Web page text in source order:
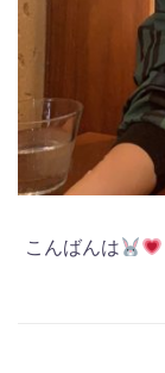
こんばんは